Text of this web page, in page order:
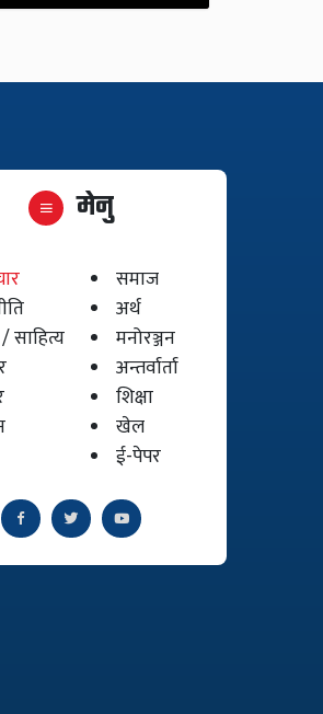
मेनु
समाज
अर्थ
साहित्य
मनोरञ्जन
अन्तर्वार्ता
शिक्षा
खेल
ई-पेपर